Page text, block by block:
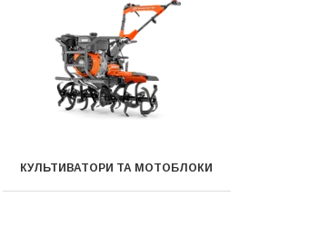
КУЛЬТИВАТОРИ ТА МОТОБЛОКИ